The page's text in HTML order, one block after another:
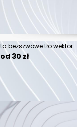
bezszwowe tło wektor
30 zł